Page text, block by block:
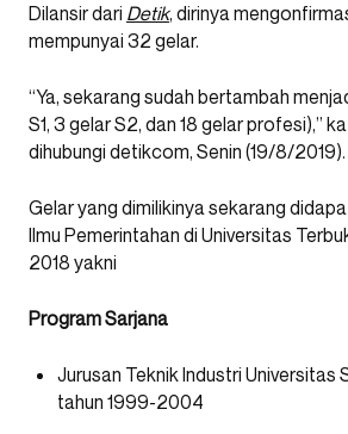
Dilansir dari Detik, dirinya
mempunyai 32 gelar.
“Ya, sekarang sudah bertambah
S1, 3 gelar S2, dan 18 gelar profesi),”
dihubungi detikcom, Senin (19/8/2019).
Gelar yang dimilikinya sekarang
Ilmu Pemerintahan di Universitas
2018 yakni
Program Sarjana
Jurusan Teknik Industri Universitas
tahun 1999-2004